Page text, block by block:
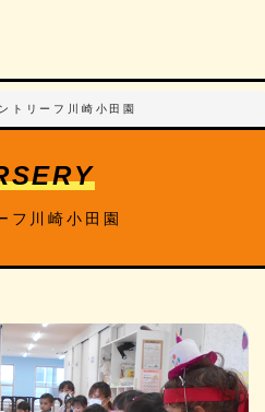
トリーフ川崎小田園
フ川崎小田園